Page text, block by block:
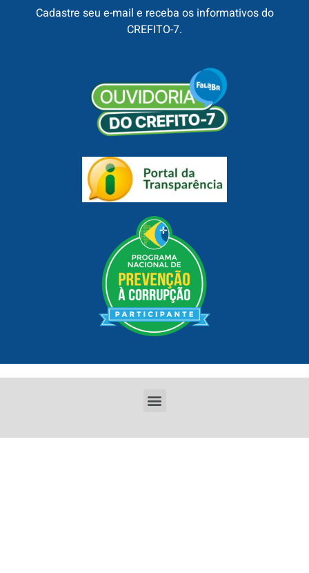
Cadastre seu e-mail e receba os informativos do
CREFITO-7.